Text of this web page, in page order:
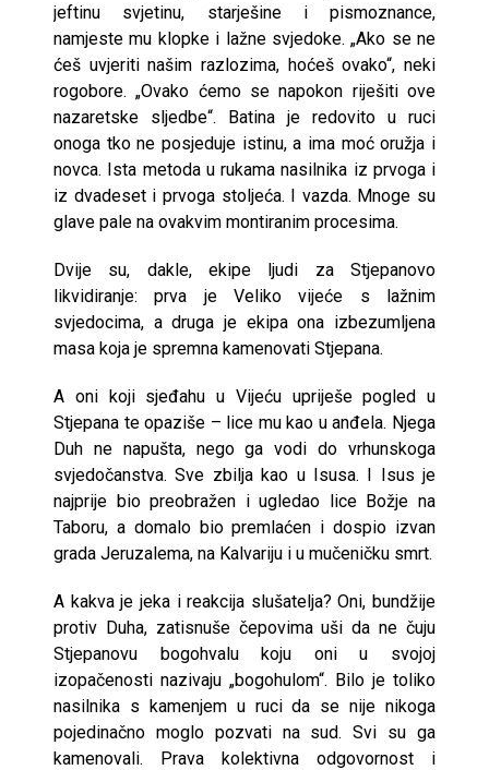
jeftinu svjetinu, starješine i pismoznance,
namjeste mu klopke i lažne svjedoke. „Ako se ne
ćeš uvjeriti našim razlozima, hoćeš ovako“, neki
rogobore. „Ovako ćemo se napokon riješiti ove
nazaretske sljedbe“. Batina je redovito u ruci
onoga tko ne posjeduje istinu, a ima moć oružja i
novca. Ista metoda u rukama nasilnika iz prvoga i
iz dvadeset i prvoga stoljeća. I vazda. Mnoge su
glave pale na ovakvim montiranim procesima.
Dvije su, dakle, ekipe ljudi za Stjepanovo
likvidiranje: prva je Veliko vijeće s lažnim
svjedocima, a druga je ekipa ona izbezumljena
masa koja je spremna kamenovati Stjepana.
A oni koji sjeđahu u Vijeću upriješe pogled u
Stjepana te opaziše – lice mu kao u anđela. Njega
Duh ne napušta, nego ga vodi do vrhunskoga
svjedočanstva. Sve zbilja kao u Isusa. I Isus je
najprije bio preobražen i ugledao lice Božje na
Taboru, a domalo bio premlaćen i dospio izvan
grada Jeruzalema, na Kalvariju i u mučeničku smrt.
A kakva je jeka i reakcija slušatelja? Oni, bundžije
protiv Duha, zatisnuše čepovima uši da ne čuju
Stjepanovu bogohvalu koju oni u svojoj
izopačenosti nazivaju „bogohulom“. Bilo je toliko
nasilnika s kamenjem u ruci da se nije nikoga
pojedinačno moglo pozvati na sud. Svi su ga
kamenovali. Prava kolektivna odgovornost i